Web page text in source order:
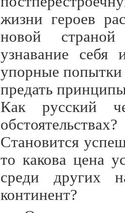
жизни героев
новой
узнавание себя
упорные попытки
предать
Как русский
Становится
то какова цена
среди других
континент?